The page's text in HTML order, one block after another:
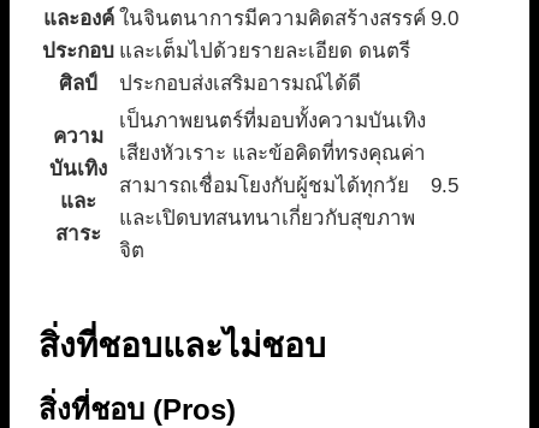
และองค์
ประกอบ
ศิลป์
ในจินตนาการมีความคิดสร้างสรรค์
และเต็มไปด้วยรายละเอียด ดนตรี
ประกอบส่งเสริมอารมณ์ได้ดี
9.0
ความ
บันเทิง
และ
สาระ
เป็นภาพยนตร์ที่มอบทั้งความบันเทิง
เสียงหัวเราะ และข้อคิดที่ทรงคุณค่า
สามารถเชื่อมโยงกับผู้ชมได้ทุกวัย
และเปิดบทสนทนาเกี่ยวกับสุขภาพ
จิต
9.5
สิ่งที่ชอบและไม่ชอบ
สิ่งที่ชอบ (Pros)